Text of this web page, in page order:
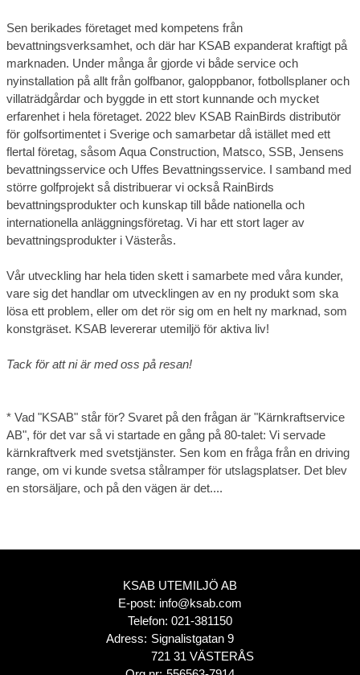
Sen berikades företaget med kompetens från
bevattningsverksamhet, och där har KSAB expanderat kraftigt på
marknaden. Under många år gjorde vi både service och
nyinstallation på allt från golfbanor, galoppbanor, fotbollsplaner och
villaträdgårdar och byggde in ett stort kunnande och mycket
erfarenhet i hela företaget. 2022 blev KSAB RainBirds distributör
för golfsortimentet i Sverige och samarbetar då istället med ett
flertal företag, såsom Aqua Construction, Matsco, SSB, Jensens
bevattningsservice och Uffes Bevattningsservice. I samband med
större golfprojekt så distribuerar vi också RainBirds
bevattningsprodukter och kunskap till både nationella och
internationella anläggningsföretag. Vi har ett stort lager av
bevattningsprodukter i Västerås.
Vår utveckling har hela tiden skett i samarbete med våra kunder,
vare sig det handlar om utvecklingen av en ny produkt som ska
lösa ett problem, eller om det rör sig om en helt ny marknad, som
konstgräset. KSAB levererar utemiljö för aktiva liv!
Tack för att ni är med oss på resan!
* Vad "KSAB" står för? Svaret på den frågan är "Kärnkraftservice
AB", för det var så vi startade en gång på 80-talet: Vi servade
kärnkraftverk med svetstjänster. Sen kom en fråga från en driving
range, om vi kunde svetsa stålramper för utslagsplatser. Det blev
en storsäljare, och på den vägen är det....
KSAB UTEMILJÖ AB
E-post: info@ksab.com
Telefon: 021-381150
Adress: Signalistgatan 9
721 31 VÄSTERÅS